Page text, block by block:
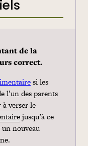
de la
correct.
si les
l’un des parents
verser le
jusqu’à ce
un nouveau